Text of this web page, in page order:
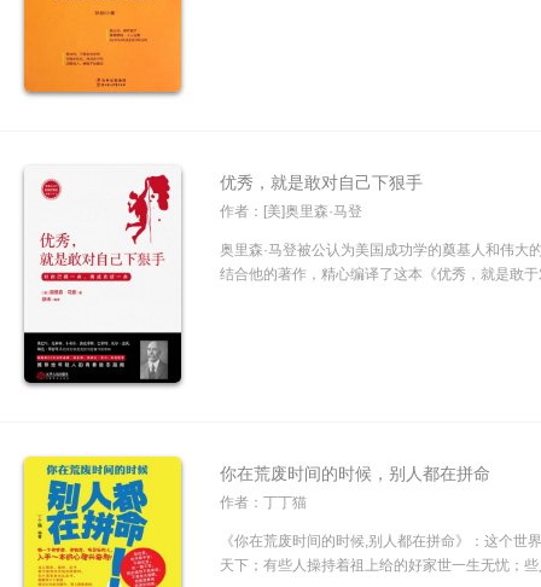
优秀，就是敢对自己下狠手
作者：[美]奥里森·马登
奥里森·马登被公认为美国成功学的奠基人和伟大
结合他的著作，精心编译了这本《优秀，就是敢
你在荒废时间的时候，别人都在拼命
作者：丁丁猫
《你在荒废时间的时候,别人都在拼命》：这个
天下；有些人操持着祖上给的好家世一生无忧；